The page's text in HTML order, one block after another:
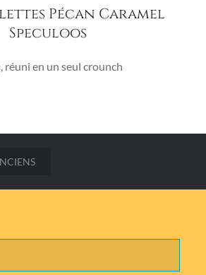
Pécan Caramel
Speculoos
réuni en un seul crounch